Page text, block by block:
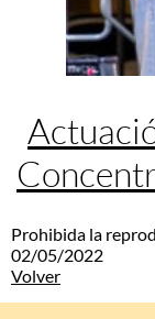
Prohibida la
02/05/2022
Volver